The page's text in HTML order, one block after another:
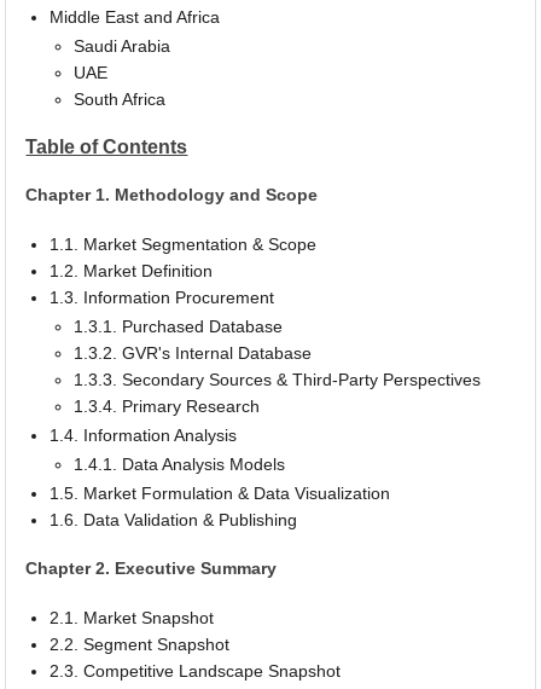
Middle East and Africa
Saudi Arabia
UAE
South Africa
Table of Contents
Chapter 1. Methodology and Scope
1.1. Market Segmentation & Scope
1.2. Market Definition
1.3. Information Procurement
1.3.1. Purchased Database
1.3.2. GVR's Internal Database
1.3.3. Secondary Sources & Third-Party Perspectives
1.3.4. Primary Research
1.4. Information Analysis
1.4.1. Data Analysis Models
1.5. Market Formulation & Data Visualization
1.6. Data Validation & Publishing
Chapter 2. Executive Summary
2.1. Market Snapshot
2.2. Segment Snapshot
2.3. Competitive Landscape Snapshot